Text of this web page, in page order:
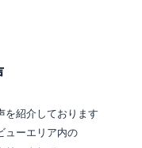
を紹介しております
ューエリア内の